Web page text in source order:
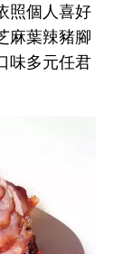
照個人喜好
麻葉辣豬腳
味多元任君